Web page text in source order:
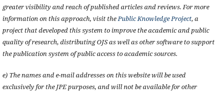
greater visibility and reach of published articles and reviews. For more
information on this approach, visit thePublic Knowledge Project, a
project that developed this system to improve the academic and public
quality of research, distributing OJS as well as other software to support
the publication system of public access to academic sources.
e) The names and e-mail addresses on this website will be used
exclusively for the JPE purposes, and will not be available for other